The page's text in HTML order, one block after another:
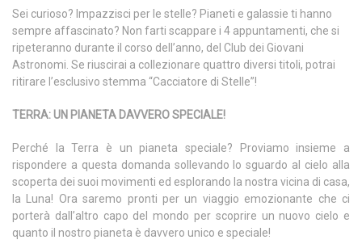
Sei curioso? Impazzisci per le stelle? Pianeti e galassie ti hanno
sempre affascinato? Non farti scappare i 4 appuntamenti, che si
ripeteranno durante il corso dell’anno, del Club dei Giovani
Astronomi. Se riuscirai a collezionare quattro diversi titoli, potrai
ritirare l’esclusivo stemma “Cacciatore di Stelle”!
TERRA: UN PIANETA DAVVERO SPECIALE!
Perché la Terra è un pianeta speciale? Proviamo insieme a
rispondere a questa domanda sollevando lo sguardo al cielo alla
scoperta dei suoi movimenti ed esplorando la nostra vicina di casa,
la Luna! Ora saremo pronti per un viaggio emozionante che ci
porterà dall’altro capo del mondo per scoprire un nuovo cielo e
quanto il nostro pianeta è davvero unico e speciale!